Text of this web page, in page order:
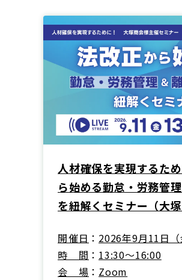
人材確保を実現するた
ら始める勤怠・労務管
を紐解くセミナー（大塚
開催日
2026年9月11日（
時間
13:30～16:00
会場
Zoom